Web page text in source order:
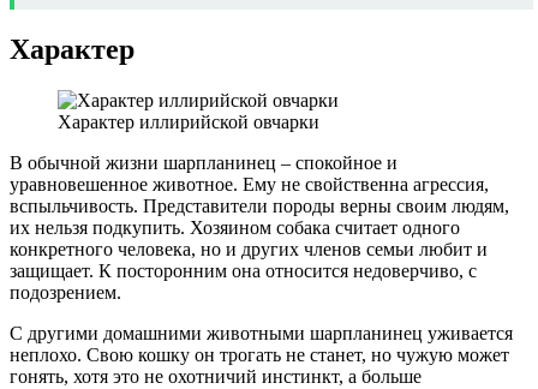
Характер
Характер иллирийской овчарки
В обычной жизни шарпланинец – спокойное и
уравновешенное животное. Ему не свойственна агрессия,
вспыльчивость. Представители породы верны своим людям,
их нельзя подкупить. Хозяином собака считает одного
конкретного человека, но и других членов семьи любит и
защищает. К посторонним она относится недоверчиво, с
подозрением.
С другими домашними животными шарпланинец уживается
неплохо. Свою кошку он трогать не станет, но чужую может
гонять, хотя это не охотничий инстинкт, а больше